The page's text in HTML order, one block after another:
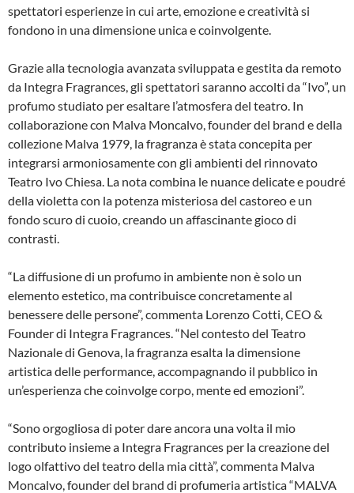
spettatori esperienze in cui arte, emozione e creatività si
fondono in una dimensione unica e coinvolgente.
Grazie alla tecnologia avanzata sviluppata e gestita da remoto
da Integra Fragrances, gli spettatori saranno accolti da “Ivo”, un
profumo studiato per esaltare l’atmosfera del teatro. In
collaborazione con Malva Moncalvo, founder del brand e della
collezione Malva 1979, la fragranza è stata concepita per
integrarsi armoniosamente con gli ambienti del rinnovato
Teatro Ivo Chiesa. La nota combina le nuance delicate e poudré
della violetta con la potenza misteriosa del castoreo e un
fondo scuro di cuoio, creando un affascinante gioco di
contrasti.
“La diffusione di un profumo in ambiente non è solo un
elemento estetico, ma contribuisce concretamente al
benessere delle persone”, commenta Lorenzo Cotti, CEO &
Founder di Integra Fragrances. “Nel contesto del Teatro
Nazionale di Genova, la fragranza esalta la dimensione
artistica delle performance, accompagnando il pubblico in
un’esperienza che coinvolge corpo, mente ed emozioni”.
“Sono orgogliosa di poter dare ancora una volta il mio
contributo insieme a Integra Fragrances per la creazione del
logo olfattivo del teatro della mia città”, commenta Malva
Moncalvo, founder del brand di profumeria artistica “MALVA